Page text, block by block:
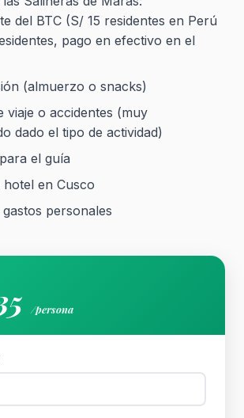
del BTC (S/ 15 residentes en Perú
pago en efectivo en el
(almuerzo o snacks)
viaje o accidentes (muy
dado el tipo de actividad)
el guía
hotel en Cusco
gastos personales
/persona